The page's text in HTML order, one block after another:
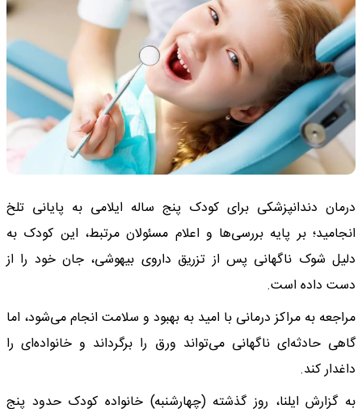
درمان دندانپزشکی برای کودک پنج ساله ایلامی به پایانی تلخ
انجامید؛ بر پایه بررسی‌ها و اعلام مسئولان مرتبط، این کودک به
دلیل شوک ناگهانی پس از تزریق داروی بیهوشی، جان خود را از
دست داده است.
مراجعه به مراکز درمانی با امید به بهبود و سلامت انجام می‌شود، اما
گاهی حادثه‌ای ناگهانی می‌تواند ورق را برگرداند و خانواده‌ای را
داغدار کند.
به گزارش ایلنا، روز گذشته (چهارشنبه) خانواده کودک حدود پنج